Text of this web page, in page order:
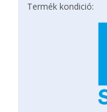
Termék kondició: